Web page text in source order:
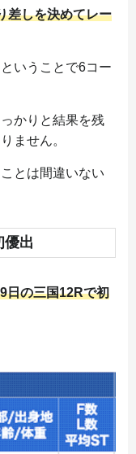
差しを決めてレー
いうことで6コー
かりと結果を残
ません。
とは間違いない
優出
日の三国12Rで初